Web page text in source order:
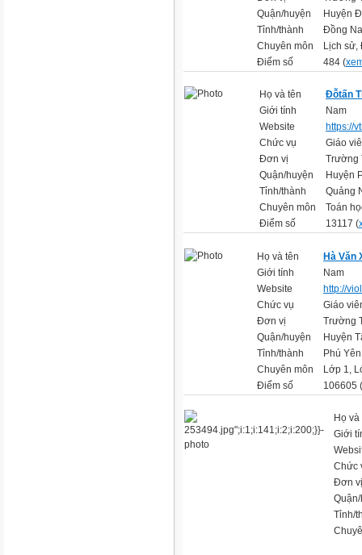
Quận/huyện
Huyện
Tỉnh/thành
Đồng
Chuyên môn
Lịch sử,
Điểm số
484 (
Họ và tên
Đỗtấn
Giới tính
Nam
Website
https://
Chức vụ
Giáo
Đơn vị
Trường
Quận/huyện
Huyện
Tỉnh/thành
Quảng
Chuyên môn
Toán
Điểm số
13117 (
Họ và tên
Hà Văn
Giới tính
Nam
Website
http://
Chức vụ
Giáo
Đơn vị
Trường
Quận/huyện
Huyện
Tỉnh/thành
Phú Yên
Chuyên môn
Lớp 1,
Điểm số
106605 (
Họ và
Giới
Chức
Đơn vị
Tỉnh/